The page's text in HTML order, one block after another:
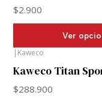
$2.900
Ver
| Kaweco
Kaweco Titan
$288.900